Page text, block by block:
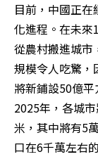
目前，中國正
化進程。在未來
從農村搬進城市
規模令人吃驚，
將新鋪設50億
2025年，各城
米，其中將有5
口在6千萬左右